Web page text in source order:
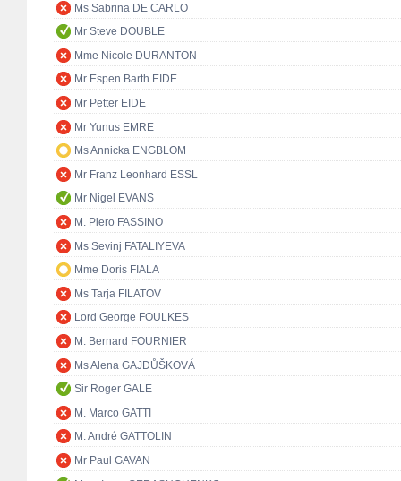
Ms Sabrina DE CARLO
Mr Steve DOUBLE
Mme Nicole DURANTON
Mr Espen Barth EIDE
Mr Petter EIDE
Mr Yunus EMRE
Ms Annicka ENGBLOM
Mr Franz Leonhard ESSL
Mr Nigel EVANS
M. Piero FASSINO
Ms Sevinj FATALIYEVA
Mme Doris FIALA
Ms Tarja FILATOV
Lord George FOULKES
M. Bernard FOURNIER
Ms Alena GAJDŮŠKOVÁ
Sir Roger GALE
M. Marco GATTI
M. André GATTOLIN
Mr Paul GAVAN